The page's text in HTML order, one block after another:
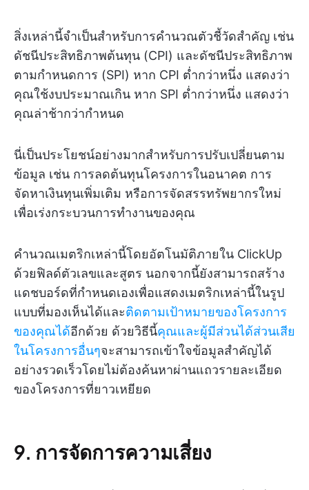
สิ่งเหล่านี้จำเป็นสำหรับการคำนวณตัวชี้วัดสำคัญ เช่น
ดัชนีประสิทธิภาพต้นทุน (CPI) และดัชนีประสิทธิภาพ
ตามกำหนดการ (SPI) หาก CPI ต่ำกว่าหนึ่ง แสดงว่า
คุณใช้งบประมาณเกิน หาก SPI ต่ำกว่าหนึ่ง แสดงว่า
คุณล่าช้ากว่ากำหนด
นี่เป็นประโยชน์อย่างมากสำหรับการปรับเปลี่ยนตาม
ข้อมูล เช่น การลดต้นทุนโครงการในอนาคต การ
จัดหาเงินทุนเพิ่มเติม หรือการจัดสรรทรัพยากรใหม่
เพื่อเร่งกระบวนการทำงานของคุณ
คำนวณเมตริกเหล่านี้โดยอัตโนมัติภายใน ClickUp
ด้วยฟิลด์ตัวเลขและสูตร นอกจากนี้ยังสามารถสร้าง
แดชบอร์ดที่กำหนดเองเพื่อแสดงเมตริกเหล่านี้ในรูป
แบบที่มองเห็นได้และติดตามเป้าหมายของโครงการ
ของคุณได้อีกด้วย ด้วยวิธีนี้คุณและผู้มีส่วนได้ส่วนเสีย
ในโครงการอื่นๆจะสามารถเข้าใจข้อมูลสำคัญได้
อย่างรวดเร็วโดยไม่ต้องค้นหาผ่านแถวรายละเอียด
ของโครงการที่ยาวเหยียด
9. การจัดการความเสี่ยง